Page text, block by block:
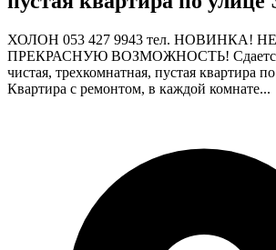
ХОЛОН 053 427 9943 тел. НОВИНКА!
ПРЕКРАСНУЮ ВОЗМОЖНОСТЬ! Сдается
чистая, трехкомнатная, пустая квартира
Квартира с ремонтом, в каждой комнате...